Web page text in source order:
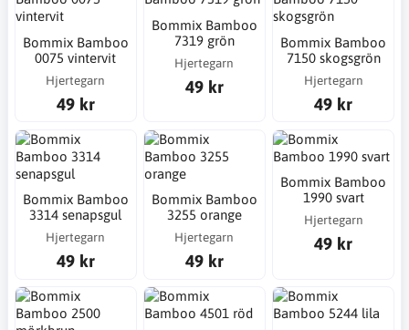
Bommix Bamboo
0075 vintervit
Hjertegarn
49 kr
Bommix Bamboo
7319 grön
Hjertegarn
49 kr
Bommix Bamboo
7150 skogsgrön
Hjertegarn
49 kr
Bommix Bamboo
3314 senapsgul
Hjertegarn
49 kr
Bommix Bamboo
3255 orange
Hjertegarn
49 kr
Bommix Bamboo
1990 svart
Hjertegarn
49 kr